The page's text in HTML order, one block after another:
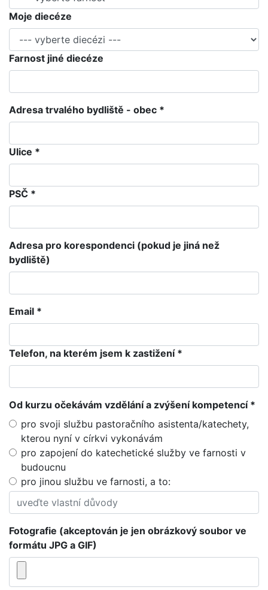
Moje diecéze
Farnost jiné diecéze
Adresa trvalého bydliště - obec *
Ulice *
PSČ *
Adresa pro korespondenci (pokud je jiná než
bydliště)
Email *
Telefon, na kterém jsem k zastižení *
Od kurzu očekávám vzdělání a zvýšení kompetencí *
pro svoji službu pastoračního asistenta/katechety,
kterou nyní v církvi vykonávám
pro zapojení do katechetické služby ve farnosti v
budoucnu
pro jinou službu ve farnosti, a to:
Fotografie (akceptován je jen obrázkový soubor ve
formátu JPG a GIF)